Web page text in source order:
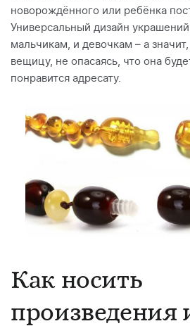
новорождённого или ребёнка
Универсальный дизайн
мальчикам, и девочкам – а
вещицу, не опасаясь, что она
понравится адресату.
Как носить
произведения